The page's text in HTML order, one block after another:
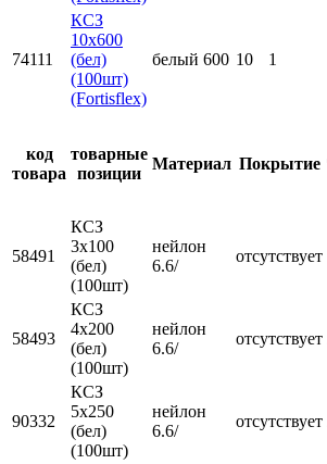
74111
КСЗ
10x600
(бел)
(100шт)
(Fortisflex)
белый 600 10 1
код
товара
товарные
позиции
Материал Покрытие
58491
КСЗ
3x100
(бел)
(100шт)
нейлон
6.6/
отсутствует
58493
КСЗ
4x200
(бел)
(100шт)
нейлон
6.6/
отсутствует
90332
КСЗ
5х250
(бел)
(100шт)
нейлон
6.6/
отсутствует